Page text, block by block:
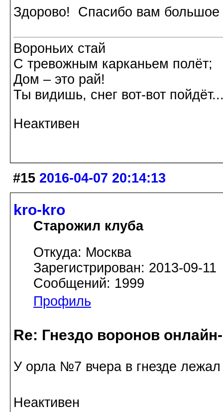
Здорово! Спасибо вам большое
Вороньих стай
С тревожным карканьем полёт;
Дом – это рай!
Ты видишь, снег вот-вот
Неактивен
#15 2016-04-07 20:14:13
kro-kro
Старожил клуба
Откуда: Москва
Зарегистрирован: 2013-09-11
Сообщений: 1999
Профиль
Re: Гнездо воронов
У орла №7 вчера в гнезде
Неактивен